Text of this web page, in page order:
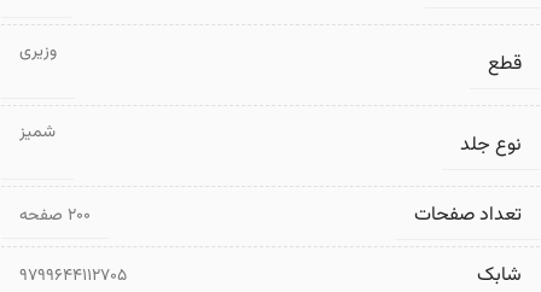
قطع وزیری
نوع جلد شمیز
تعداد صفحات ۲۰۰ صفحه
شابک 9799644112705